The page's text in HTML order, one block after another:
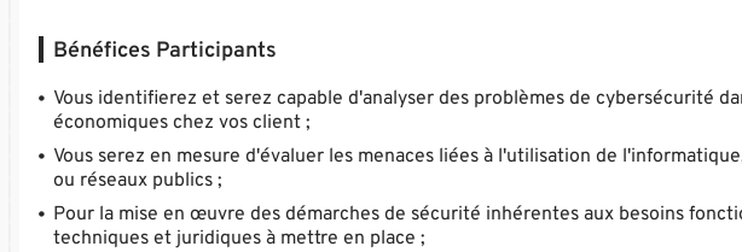
Bénéfices Participants
Vous identifierez et serez capable d'analyser des problèmes de cybersécurité
économiques chez vos client ;
Vous serez en mesure d'évaluer les menaces liées à l'utilisation de
ou réseaux publics ;
Pour la mise en œuvre des démarches de sécurité inhérentes aux besoins
techniques et juridiques à mettre en place ;